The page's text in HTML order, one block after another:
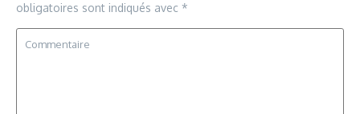
obligatoires sont indiqués avec *